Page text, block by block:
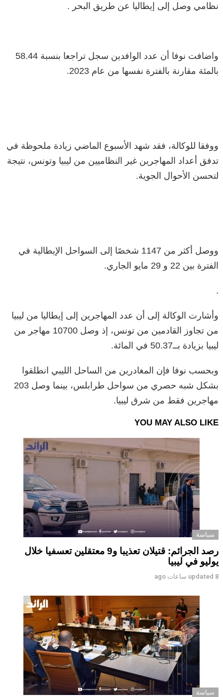
نظامي وصل إلى إيطاليا عن طريق البحر .
واضافت نوفا أن عدد الوافدين سجل تراجعا بنسبة 58.44
بالمئة مقارنة بالفترة نفسها من عام 2023.
ووفقا للوكالة، فقد شهد الأسبوع الماضي زيادة ملحوظة في
تدفق أعداد المهاجرين غير النظاميين من ليبيا وتونس، نتيجة
لتحسن الأحوال الجوية.
ووصل أكثر من 1147 شخصًا إلى السواحل الإيطالية في
الفترة بين 22 و 29 مايو الجاري.
.
وأشارت الوكالة إلى أن عدد المهاجرين إلى إيطاليا من ليبيا
من تجاوز القادمين من تونس، إذ وصل 10700 مهاجر من
ليبيا بزيادة بــ50.37 في المائة.
وبحسب نوفا فإن المغادرين من الساحل الليبي انطلقوا
بشكل شبه حصري من سواحل طرابلس، بينما وصل 203
مهاجرين فقط من شرق ليبيا.
YOU MAY ALSO LIKE
سياسة
رصد الجرائم: قتيلان تعذيبا و9 معتقلين تعسفيا خلال
يوليو في ليبيا
updated 8 ساعات ago
سياسة